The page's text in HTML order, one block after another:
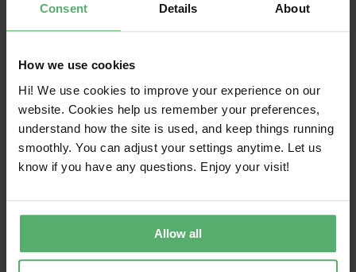
Consent Details About
How we use cookies
Hi! We use cookies to improve your experience on our
website. Cookies help us remember your preferences,
understand how the site is used, and keep things running
smoothly. You can adjust your settings anytime. Let us
know if you have any questions. Enjoy your visit!
Allow all
Existenzsichernde
Löhne und
Arbeitszeiten – zwei
eng miteinander
verbundene
Herausforderungen
2026|Kategorien :Nachrichten|Stichworte:
Lieferkette